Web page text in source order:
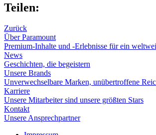
Teilen:
Zurück
Über Paramount
Premium-Inhalte und -Erlebnisse für ein
News
Geschichten, die begeistern
Unsere Brands
Unverwechselbare Marken, unübertroffene
Karriere
Unsere Mitarbeiter sind unsere größten Stars
Kontakt
Unsere Ansprechpartner